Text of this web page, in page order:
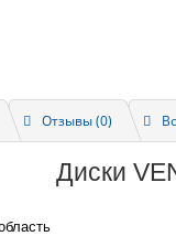
Отзывы (0)
Диски